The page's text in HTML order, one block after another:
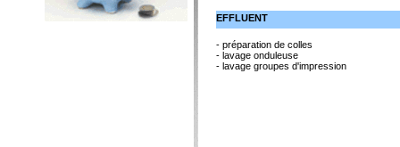
EFFLUENT
- préparation de colles
- lavage onduleuse
- lavage groupes d'impression